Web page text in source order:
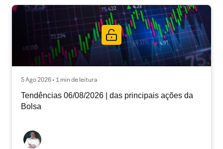
5 Ago 2026 • 1 min de leitura
Tendências 06/08/2026 | das principais ações da
Bolsa